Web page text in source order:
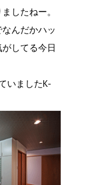
したねー。
んだかハッ
してる今日
いましたK-